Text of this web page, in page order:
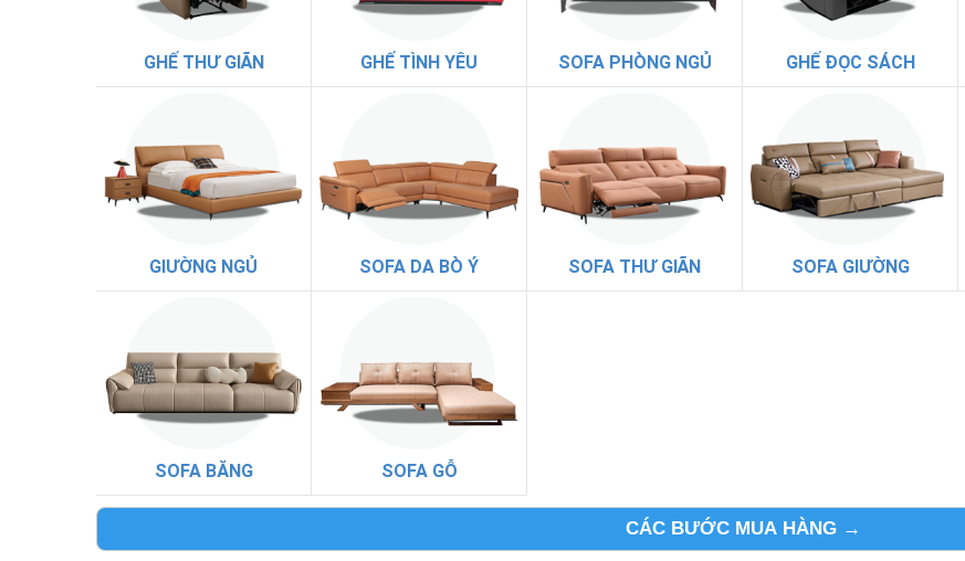
GHẾ THƯ GIÃN GHẾ TÌNH YÊU SOFA PHÒNG NGỦ GHẾ ĐỌC SÁCH
GIƯỜNG NGỦ SOFA DA BÒ Ý SOFA THƯ GIÃN SOFA GIƯỜNG
SOFA BĂNG SOFA GỖ
CÁC BƯỚC MUA HÀNG →